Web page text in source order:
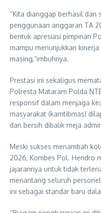
“Kita dianggap berhasil
penggunaan anggaran TA
bentuk apresiasi pimpinan
mampu menunjukkan
masing,”imbuhnya.
Prestasi ini sekaligus
Polresta Mataram Polda
responsif dalam menjaga
masyarakat (kamtibmas)
dan bersih dibalik meja
Meski sukses menambah
2026, Kombes Pol. Hendro
jajarannya untuk tidak
menantang seluruh
ini sebagai standar baru